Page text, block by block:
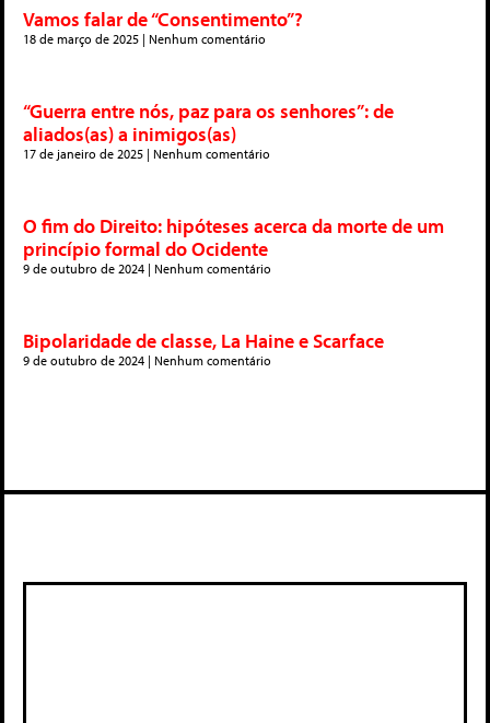
Vamos falar de “Consentimento”?
18 de março de 2025 Nenhum comentário
“Guerra entre nós, paz para os senhores”: de
aliados(as) a inimigos(as)
17 de janeiro de 2025 Nenhum comentário
O fim do Direito: hipóteses acerca da morte de um
princípio formal do Ocidente
9 de outubro de 2024 Nenhum comentário
Bipolaridade de classe, La Haine e Scarface
9 de outubro de 2024 Nenhum comentário